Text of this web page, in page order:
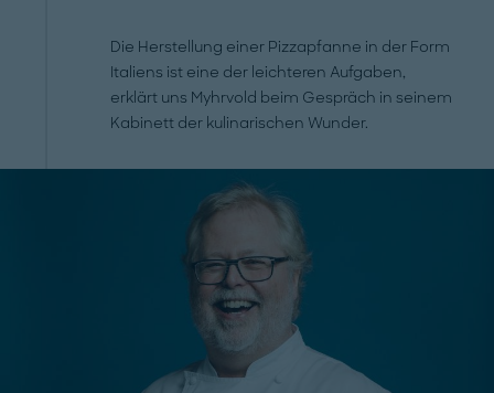
Die Herstellung einer Pizzapfanne in der Form
Italiens ist eine der leichteren Aufgaben,
erklärt uns ­Myhrvold beim Gespräch in seinem
Kabinett der kulinarischen Wunder.